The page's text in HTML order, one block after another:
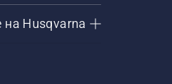
на Husqvarna